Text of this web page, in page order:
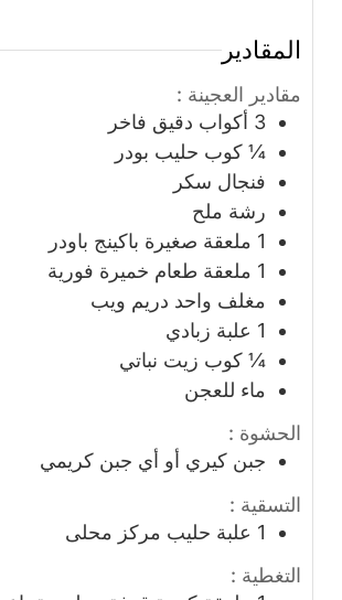
المقادير
مقادير العجينة :
3 أكواب دقيق فاخر
¼ كوب حليب بودر
فنجال سكر
رشة ملح
1 ملعقة صغيرة باكينج باودر
1 ملعقة طعام خميرة فورية
مغلف واحد دريم ويب
1 علبة زبادي
¼ كوب زيت نباتي
ماء للعجن
الحشوة :
جبن كيري أو أي جبن كريمي
التسقية :
1 علبة حليب مركز محلى
التغطية :